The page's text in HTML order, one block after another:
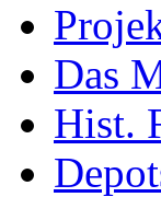
Das
Hist.